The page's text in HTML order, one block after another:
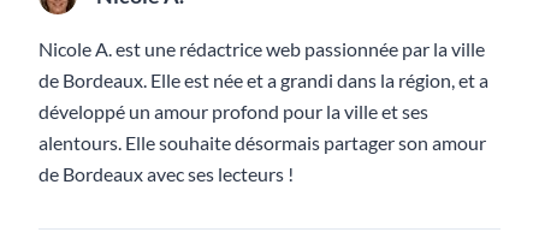
Nicole A. est une rédactrice web passionnée par la ville
de Bordeaux. Elle est née et a grandi dans la région, et a
développé un amour profond pour la ville et ses
alentours. Elle souhaite désormais partager son amour
de Bordeaux avec ses lecteurs !